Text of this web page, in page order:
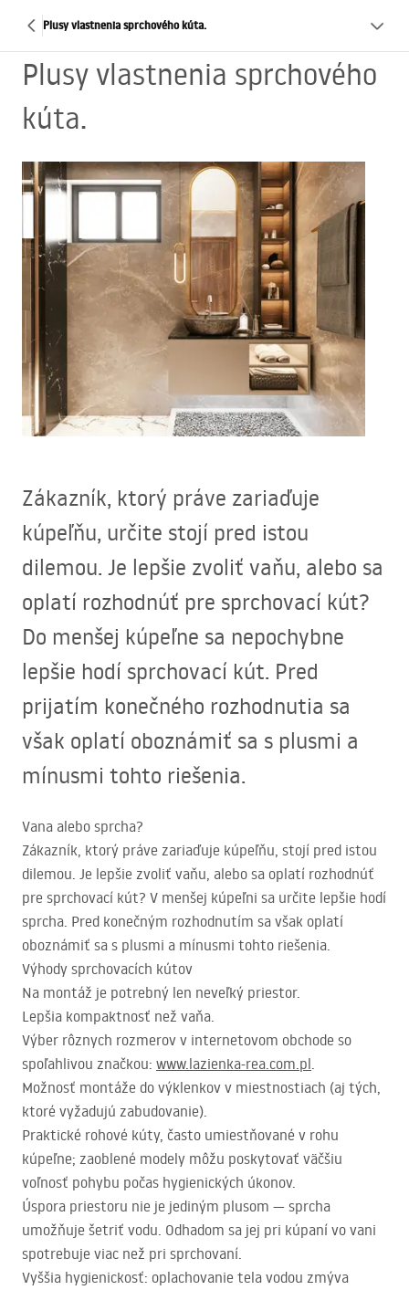
Plusy vlastnenia sprchového kúta.
Plusy vlastnenia sprchového
kúta.
Zákazník, ktorý práve zariaďuje
kúpeľňu, určite stojí pred istou
dilemou. Je lepšie zvoliť vaňu, alebo sa
oplatí rozhodnúť pre sprchovací kút?
Do menšej kúpeľne sa nepochybne
lepšie hodí sprchovací kút. Pred
prijatím konečného rozhodnutia sa
však oplatí oboznámiť sa s plusmi a
mínusmi tohto riešenia.
Vana alebo sprcha?
Zákazník, ktorý práve zariaďuje kúpeľňu, stojí pred istou
dilemou. Je lepšie zvoliť vaňu, alebo sa oplatí rozhodnúť
pre sprchovací kút? V menšej kúpeľni sa určite lepšie hodí
sprcha. Pred konečným rozhodnutím sa však oplatí
oboznámiť sa s plusmi a mínusmi tohto riešenia.
Výhody sprchovacích kútov
Na montáž je potrebný len neveľký priestor.
Lepšia kompaktnosť než vaňa.
Výber rôznych rozmerov v internetovom obchode so
spoľahlivou značkou: www.lazienka-rea.com.pl.
Možnosť montáže do výklenkov v miestnostiach (aj tých,
ktoré vyžadujú zabudovanie).
Praktické rohové kúty, často umiestňované v rohu
kúpeľne; zaoblené modely môžu poskytovať väčšiu
voľnosť pohybu počas hygienických úkonov.
Úspora priestoru nie je jediným plusom — sprcha
umožňuje šetriť vodu. Odhadom sa jej pri kúpaní vo vani
spotrebuje viac než pri sprchovaní.
Vyššia hygienickosť: oplachovanie tela vodou zmýva